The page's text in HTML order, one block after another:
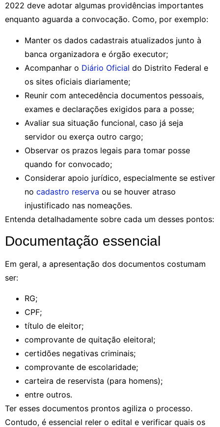
2022 deve adotar algumas providências importantes
enquanto aguarda a convocação. Como, por exemplo:
Manter os dados cadastrais atualizados junto à
banca organizadora e órgão executor;
Acompanhar o Diário Oficial do Distrito Federal e
os sites oficiais diariamente;
Reunir com antecedência documentos pessoais,
exames e declarações exigidos para a posse;
Avaliar sua situação funcional, caso já seja
servidor ou exerça outro cargo;
Observar os prazos legais para tomar posse
quando for convocado;
Considerar apoio jurídico, especialmente se estiver
no cadastro reserva ou se houver atraso
injustificado nas nomeações.
Entenda detalhadamente sobre cada um desses pontos:
Documentação essencial
Em geral, a apresentação dos documentos costumam
ser:
RG;
CPF;
título de eleitor;
comprovante de quitação eleitoral;
certidões negativas criminais;
comprovante de escolaridade;
carteira de reservista (para homens);
entre outros.
Ter esses documentos prontos agiliza o processo.
Contudo, é essencial reler o edital e verificar quais os